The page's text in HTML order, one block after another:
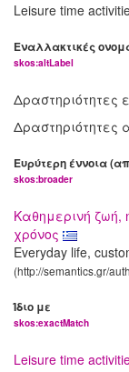
Leisure time
Εναλλακτικές
skos:altLabel
Δραστηριότητες
Δραστηριότητες
Ευρύτερη έννοια
skos:broader
Καθημερινή ζωή,
χρόνος
Everyday life,
(http://semantics.gr/
Ίδιο με
skos:exactMatch
Leisure time